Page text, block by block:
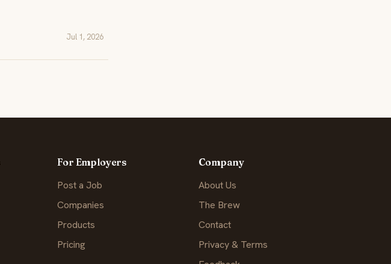
Jul 1, 2026
For Employers
Post a Job
Companies
Products
Pricing
Company
About Us
The Brew
Contact
Privacy & Terms